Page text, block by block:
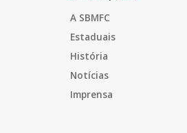
A SBMFC
Estaduais
História
Notícias
Imprensa